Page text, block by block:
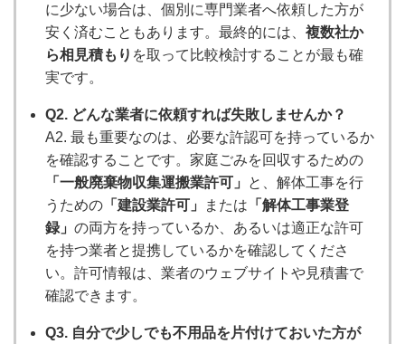
に少ない場合は、個別に専門業者へ依頼した方が
安く済むこともあります。最終的には、 複数社か
ら相見積もり を取って比較検討することが最も確
実です。
Q2. どんな業者に依頼すれば失敗しませんか？
A2. 最も重要なのは、必要な許認可を持っているか
を確認することです。家庭ごみを回収するための
「一般廃棄物収集運搬業許可」
と、解体工事を行
うための 「建設業許可」 または 「解体工事業登
録」 の両方を持っているか、あるいは適正な許可
を持つ業者と提携しているかを確認してくださ
い。許可情報は、業者のウェブサイトや見積書で
確認できます。
Q3. 自分で少しでも不用品を片付けておいた方が